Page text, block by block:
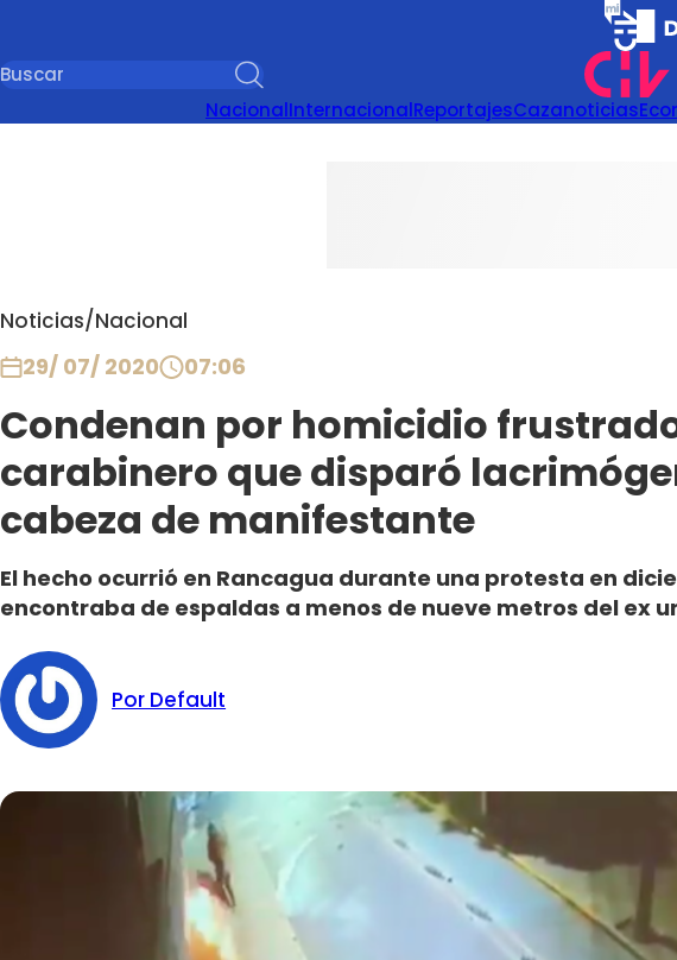
NacionalInternacionalReportajesCazanoticias
Noticias/Nacional
29/ 07/ 2020 07:06
Condenan por homicidio
carabinero que disparó
cabeza de manifestante
El hecho ocurrió en Rancagua durante una protesta en
encontraba de espaldas a menos de nueve metros del ex
Por Default